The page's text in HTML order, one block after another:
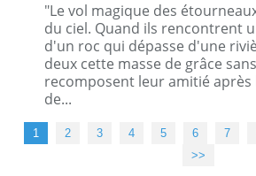
"Le vol magique des
du ciel. Quand ils rencontrent
d'un roc qui dépasse d'une
deux cette masse de grâce
recomposent leur amitié
de...
1 2 3 4 5 6 7
>>